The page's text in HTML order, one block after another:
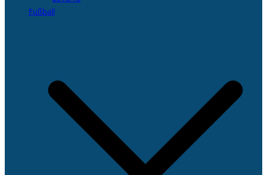
Fußball